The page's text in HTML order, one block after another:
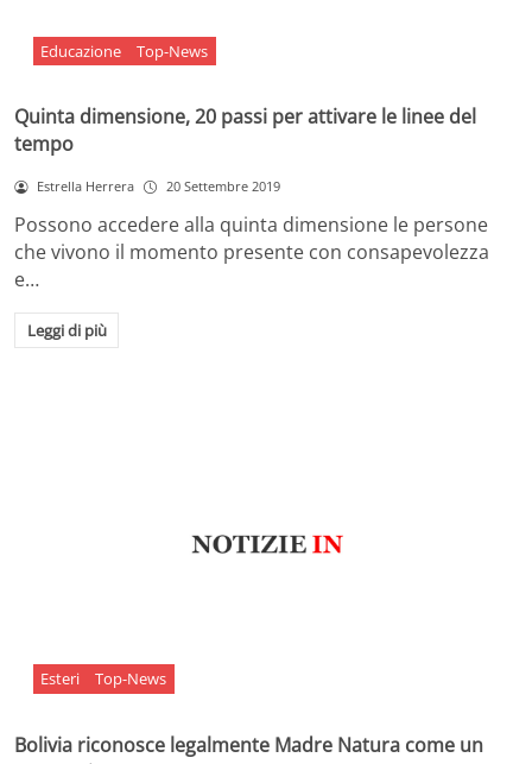
Educazione Top-News
Quinta dimensione, 20 passi per attivare le linee del
tempo
Estrella Herrera 20 Settembre 2019
Possono accedere alla quinta dimensione le persone
che vivono il momento presente con consapevolezza
e…
Leggi di più
Esteri Top-News
Bolivia riconosce legalmente Madre Natura come un